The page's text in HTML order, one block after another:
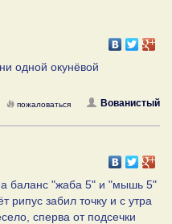
одной окунёвой
Вованистый
пожаловаться
баланс "жаба 5" и "мышь 5"
рипус забил точку и с утра
сперва от подсечки